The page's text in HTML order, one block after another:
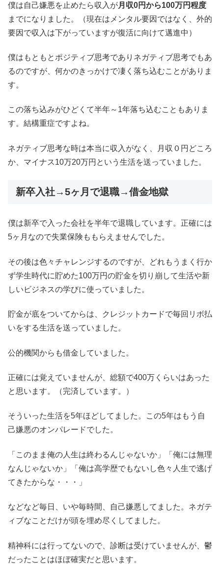
僕は自己嫌悪を止めたら収入が月収0円から100万円程度
までになりました。（現在はメンタル要因ではなく、外的
要因で収入は下がっていますが復活に向けて邁進中）
僕はもともとポジティブ思考でありネガティブ思考でもあ
るのですが、何かのきっかけで凄く落ち込むことがありま
す。
この落ち込みがひどくて半年～1年落ち込むこともありま
す。結構重症ですよね。
ネガティブ思考な時は本当に収入がなく、月収０円どころ
か、マイナス10万20万円という生活を送っていました。
新卒入社→5ヶ月で退職→借金地獄
僕は新卒で入った会社を半年で退職しています。正確には
5ヶ月なので失業保険ももらえませんでした。
その後は色々チャレンジするのですが、どれもうまく行か
ず学生時代に貯めた100万円の貯金を切り崩して生活や新
しいビジネスの学びに使っていました。
貯金が底をついてからは、クレジットカードで毎回リボ払
いをする生活を送っていました。
公的機関からも借金していました。
正確には覚えていませんが、総額で400万くらいはあった
と思います。（完済しています。）
そういった生活を5年ほどしてました。この5年はもう自
己嫌悪のオンパレードでした。
「このまま俺の人生は終わるんじゃないか」「俺には無理
なんじゃないか」「俺は高学歴でもないし色々人生で逃げ
てきたからな・・・」
などなど毎日、いや毎時間、自己嫌悪してました。ネガテ
ィブなことだけが頭を埋め尽くしてました。
精神科には行ってないので、診断は受けていませんが、鬱
だったことはほぼ確実だと思います。